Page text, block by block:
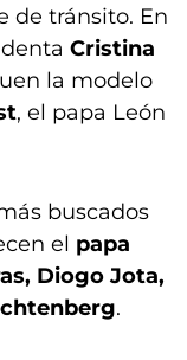
de tránsito. En
Cristina
la modelo
, el papa León
buscados
el papa
Diogo Jota,
.